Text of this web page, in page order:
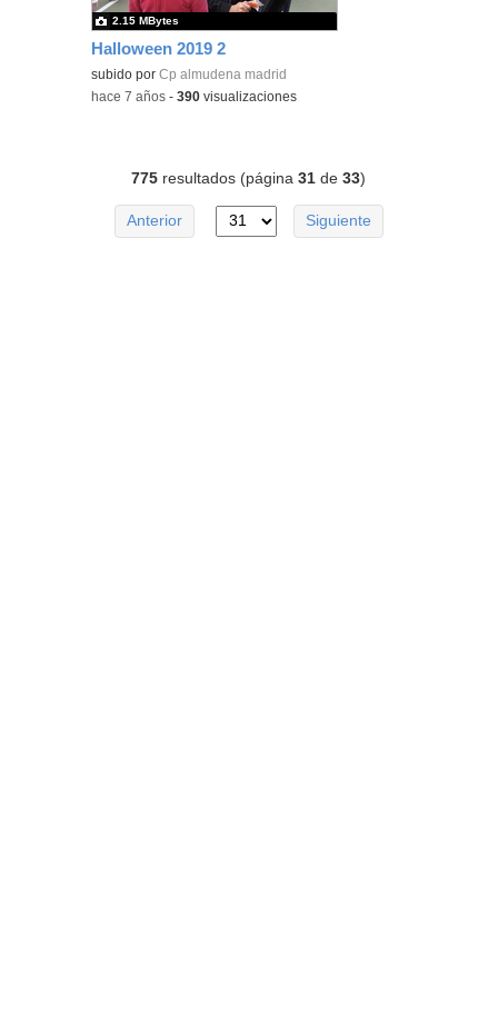
Halloween 2019 2
subido porCp almudena madrid
2.15 MBytes
-hace 7 años -390 visualizaciones
775 resultados (página31 de33)
Anterior Siguiente